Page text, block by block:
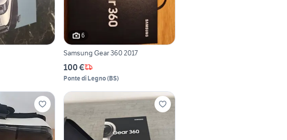
6
Samsung Gear 360 2017
100 €
Ponte di Legno(BS)